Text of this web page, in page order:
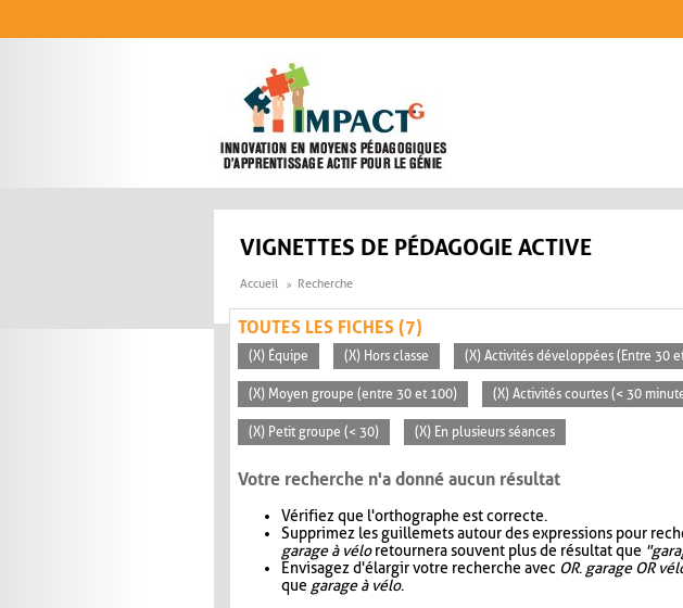
VIGNETTES DE PÉDAGOGIE ACTIVE
Accueil Recherche
TOUTES LES FICHES (7)
(X) Équipe (X) Hors classe (X) Activités développées (Entre 30
(X) Moyen groupe (entre 30 et 100) (X) Activités courtes (< 30
(X) Petit groupe (< 30) (X) En plusieurs séances
Votre recherche n'a donné aucun résultat
Vérifiez que l'orthographe est correcte.
Supprimez les guillemets autour des expressions pour
garage à véloretournera souvent plus de résultat que
Envisagez d'élargir votre recherche avec OR. garage OR
que garage à vélo.